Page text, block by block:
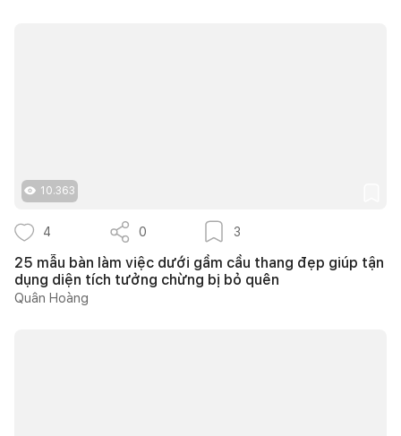
10.363
4 0 3
25 mẫu bàn làm việc dưới gầm cầu thang đẹp giúp tận
dụng diện tích tưởng chừng bị bỏ quên
Quân Hoàng